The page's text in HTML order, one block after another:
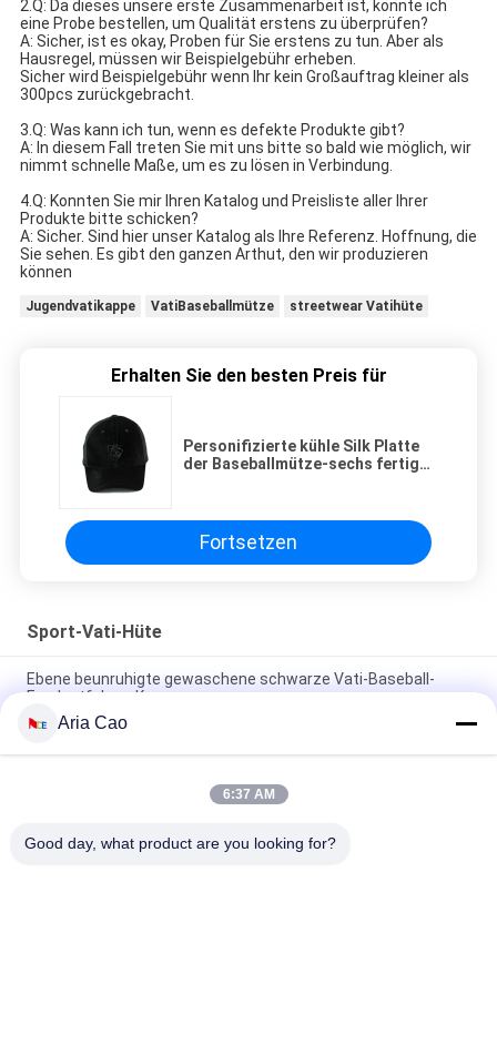
2.Q: Da dieses unsere erste Zusammenarbeit ist, könnte ich
eine Probe bestellen, um Qualität erstens zu überprüfen?
A: Sicher, ist es okay, Proben für Sie erstens zu tun. Aber als
Hausregel, müssen wir Beispielgebühr erheben.
Sicher wird Beispielgebühr wenn Ihr kein Großauftrag kleiner als
300pcs zurückgebracht.
3.Q: Was kann ich tun, wenn es defekte Produkte gibt?
A: In diesem Fall treten Sie mit uns bitte so bald wie möglich, wir
nimmt schnelle Maße, um es zu lösen in Verbindung.
4.Q: Konnten Sie mir Ihren Katalog und Preisliste aller Ihrer
Produkte bitte schicken?
A: Sicher. Sind hier unser Katalog als Ihre Referenz. Hoffnung, die
Sie sehen. Es gibt den ganzen Arthut, den wir produzieren
können
Jugendvatikappe VatiBaseballmütze streetwear Vatihüte
Erhalten Sie den besten Preis für
Personifizierte kühle Silk Platte
der Baseballmütze-sechs fertigen
Fortsetzen
Sport-Vati-Hüte
Ebene beunruhigte gewaschene schwarze Vati-Baseball-
Fernlastfahrer-Kappe
Customized
Freier Raum trägt Vati-Hüte mit Sonntags-Metallschnallen-
Aria Cao
6:37 AM
Good day, what product are you looking for?